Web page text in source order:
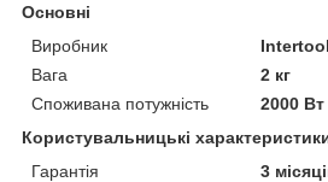
Основні
Виробник
Intertool
Вага
2 кг
Споживана потужність
2000 Вт
Користувальницькі
Гарантія
3